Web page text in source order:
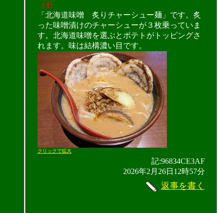
（3）
「北海道味噌 炙りチャーシュー麺」です。炙
った味噌漬けのチャーシューが３枚乗っていま
す。北海道味噌を選ぶとポテトがトッピングさ
れます。味は結構濃い目です。
クリックで拡大
記:96834CE3AF
2026年2月26日12時57分
返事を書く